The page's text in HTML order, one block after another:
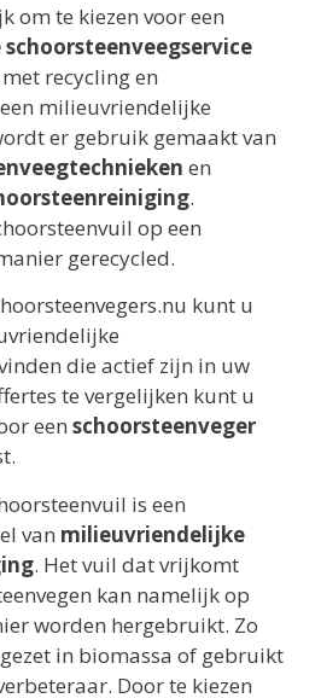
om te kiezen voor een
recycling en
milieuvriendelijke
er gebruik gemaakt van
en
.
op een
gerecycled.
kunt u
die actief zijn in uw
te vergelijken kunt u
een schoorsteenveger
is een
van milieuvriendelijke
. Het vuil dat vrijkomt
kan namelijk op
worden hergebruikt. Zo
in biomassa of gebruikt
Door te kiezen